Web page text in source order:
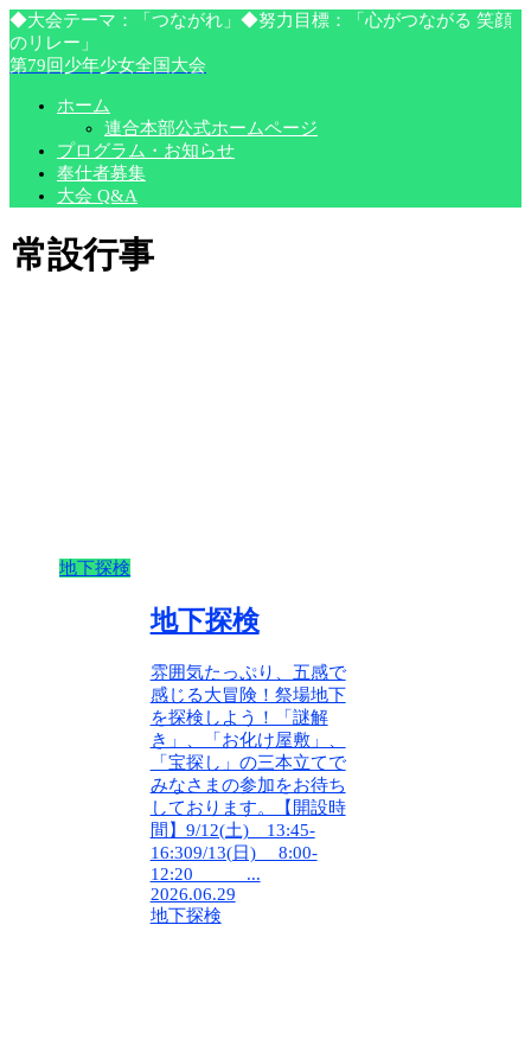
◆大会テーマ：「つながれ」◆努力目標：「心がつながる 笑顔
のリレー」
第79回少年少女全国大会
ホーム
連合本部公式ホームページ
プログラム・お知らせ
奉仕者募集
大会 Q&A
常設行事
地下探検
地下探検
雰囲気たっぷり、五感で
感じる大冒険！祭場地下
を探検しよう！「謎解
き」、「お化け屋敷」、
「宝探し」の三本立てで
みなさまの参加をお待ち
しております。【開設時
間】9/12(土) 13:45-
16:309/13(日) 8:00-
12:20 ...
2026.06.29
地下探検